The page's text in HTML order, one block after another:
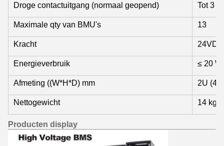
Droge contactuitgang (normaal geopend)
Tot 3
Maximale qty van BMU's 13
Kracht
Energieverbruik ≤ 20 W
Afmeting ((W*H*D) mm 2U
Nettogewicht 14 kg
Producten display